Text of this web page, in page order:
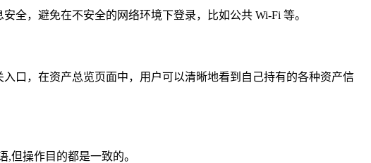
安全，避免在不安全的网络环境下登录，比如公共 Wi-Fi 等。
口，在资产总览页面中，用户可以清晰地看到自己持有的各种资产信
但操作目的都是一致的。